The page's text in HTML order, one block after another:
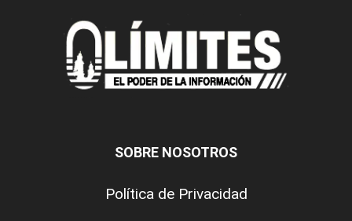
SOBRE NOSOTROS
Política de Privacidad